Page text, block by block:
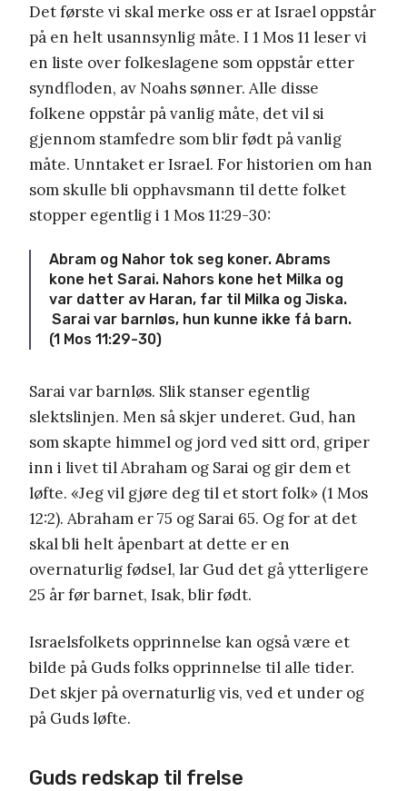
Det første vi skal merke oss er at Israel oppstår
på en helt usannsynlig måte. I 1 Mos 11 leser vi
en liste over folkeslagene som oppstår etter
syndfloden, av Noahs sønner. Alle disse
folkene oppstår på vanlig måte, det vil si
gjennom stamfedre som blir født på vanlig
måte. Unntaket er Israel. For historien om han
som skulle bli opphavsmann til dette folket
stopper egentlig i 1 Mos 11:29-30:
Abram og Nahor tok seg koner. Abrams
kone het Sarai. Nahors kone het Milka og
var datter av Haran, far til Milka og Jiska.
Sarai var barnløs, hun kunne ikke få barn.
(1 Mos 11:29-30)
Sarai var barnløs. Slik stanser egentlig
slektslinjen. Men så skjer underet. Gud, han
som skapte himmel og jord ved sitt ord, griper
inn i livet til Abraham og Sarai og gir dem et
løfte. «Jeg vil gjøre deg til et stort folk» (1 Mos
12:2). Abraham er 75 og Sarai 65. Og for at det
skal bli helt åpenbart at dette er en
overnaturlig fødsel, lar Gud det gå ytterligere
25 år før barnet, Isak, blir født.
Israelsfolkets opprinnelse kan også være et
bilde på Guds folks opprinnelse til alle tider.
Det skjer på overnaturlig vis, ved et under og
på Guds løfte.
Guds redskap til frelse